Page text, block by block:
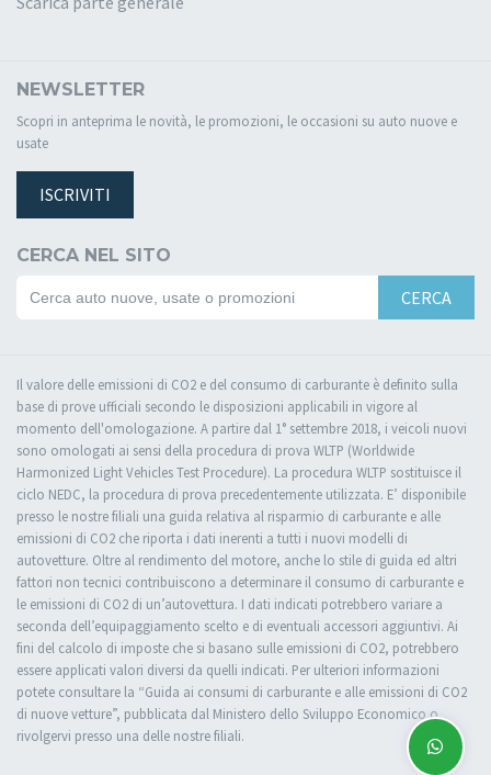
NEWSLETTER
Scopri in anteprima le novità, le promozioni, le occasioni su auto nuove e
usate
ISCRIVITI
CERCA NEL SITO
CERCA
Il valore delle emissioni di CO2 e del consumo di carburante è definito sulla
base di prove ufficiali secondo le disposizioni applicabili in vigore al
momento dell'omologazione. A partire dal 1° settembre 2018, i veicoli nuovi
sono omologati ai sensi della procedura di prova WLTP (Worldwide
Harmonized Light Vehicles Test Procedure). La procedura WLTP sostituisce il
ciclo NEDC, la procedura di prova precedentemente utilizzata. E’ disponibile
presso le nostre filiali una guida relativa al risparmio di carburante e alle
emissioni di CO2 che riporta i dati inerenti a tutti i nuovi modelli di
autovetture. Oltre al rendimento del motore, anche lo stile di guida ed altri
fattori non tecnici contribuiscono a determinare il consumo di carburante e
le emissioni di CO2 di un’autovettura. I dati indicati potrebbero variare a
seconda dell’equipaggiamento scelto e di eventuali accessori aggiuntivi. Ai
fini del calcolo di imposte che si basano sulle emissioni di CO2, potrebbero
essere applicati valori diversi da quelli indicati. Per ulteriori informazioni
potete consultare la “Guida ai consumi di carburante e alle emissioni di CO2
di nuove vetture”, pubblicata dal Ministero dello Sviluppo Economico o
rivolgervi presso una delle nostre filiali.